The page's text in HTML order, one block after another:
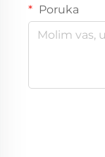
Poruka